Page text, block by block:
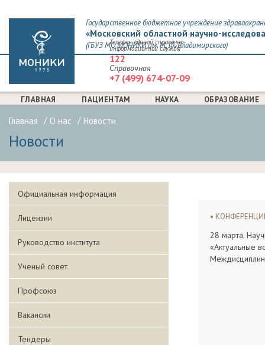
Государственное бюджетное учреждение
«Московский областной научно-
(ГБУЗ МО МОНИКИ им. М. Ф. Владимирского)
Телефон единой справочно-
информационной службы
122
Справочная
+7 (499) 674-07-09
ГЛАВНАЯ ПАЦИЕНТАМ НАУКА ОБРАЗОВАНИЕ
Главная О нас Новости
Новости
Официальная информация
Лицензии
Руководство института
Ученый совет
Профсоюз
Вакансии
Тендеры
28 марта.
«Актуальные